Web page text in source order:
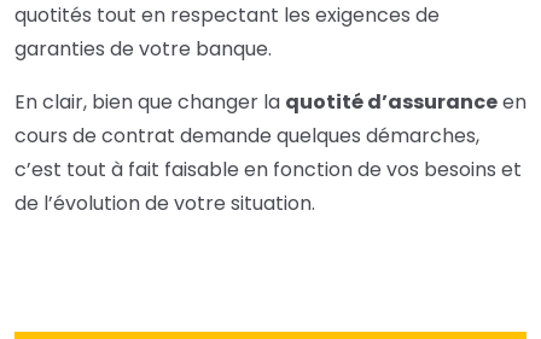
quotités tout en respectant les exigences de
garanties de votre banque.
En clair, bien que changer la quotité d’assuranceen
cours de contrat demande quelques démarches,
c’est tout à fait faisable en fonction de vos besoins et
de l’évolution de votre situation.